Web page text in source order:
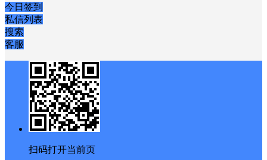
今日签到
私信列表
搜索
客服
扫码打开当前页